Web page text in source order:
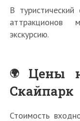
В
аттракционов
экскурсию.
Цены
Скайпарк
Стоимость